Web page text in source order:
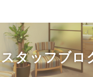
スタッフブロ